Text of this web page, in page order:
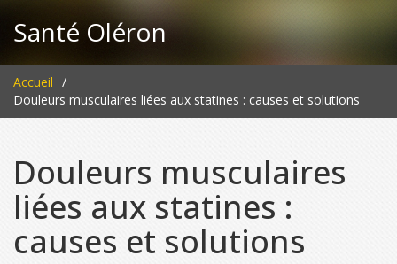
Santé Oléron
Accueil
Douleurs musculaires liées aux statines : causes et solutions
Douleurs musculaires
liées aux statines :
causes et solutions